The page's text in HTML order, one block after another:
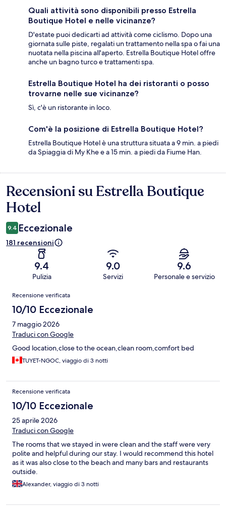
Quali attività sono disponibili presso Estrella
Boutique Hotel e nelle vicinanze?
D'estate puoi dedicarti ad attività come ciclismo. Dopo una
giornata sulle piste, regalati un trattamento nella spa o fai una
nuotata nella piscina all'aperto. Estrella Boutique Hotel offre
anche un bagno turco e trattamenti spa.
Estrella Boutique Hotel ha dei ristoranti o posso
trovarne nelle sue vicinanze?
Sì, c'è un ristorante in loco.
Com'è la posizione di Estrella Boutique Hotel?
Estrella Boutique Hotel è una struttura situata a 9 min. a piedi
da Spiaggia di My Khe e a 15 min. a piedi da Fiume Han.
Recensioni
Recensioni su Estrella Boutique
Hotel
9.4 Eccezionale
181 recensioni
9.4
Pulizia
9.0
Servizi
9.6
Personale e servizio
Recensioni
Recensione verificata
10/10 Eccezionale
7 maggio 2026
Traduci con Google
Good location,close to the ocean,clean room,comfort bed
TUYET-NGOC, viaggio di 3 notti
Recensione verificata
10/10 Eccezionale
25 aprile 2026
Traduci con Google
The rooms that we stayed in were clean and the staff were very
polite and helpful during our stay. I would recommend this hotel
as it was also close to the beach and many bars and restaurants
outside.
Alexander, viaggio di 3 notti